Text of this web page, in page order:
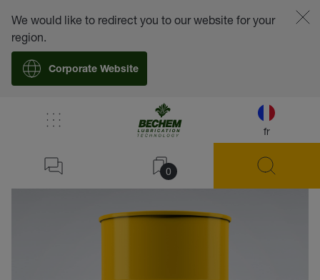
fr
0
We would like to redirect you to our website for your
region.
Corporate Website